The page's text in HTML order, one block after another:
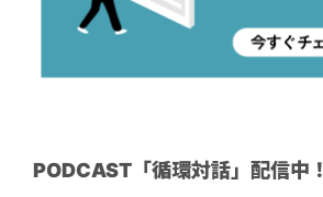
PODCAST「循環対話」配信中！